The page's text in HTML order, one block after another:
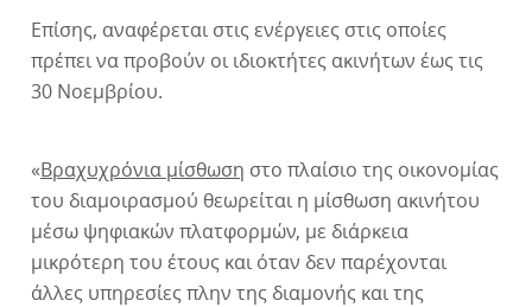
Επίσης, αναφέρεται στις ενέργειες στις οποίες
πρέπει να προβούν οι ιδιοκτήτες ακινήτων έως τις
30 Νοεμβρίου.
«Βραχυχρόνια μίσθωση στο πλαίσιο της οικονομίας
του διαμοιρασμού θεωρείται η μίσθωση ακινήτου
μέσω ψηφιακών πλατφορμών, με διάρκεια
μικρότερη του έτους και όταν δεν παρέχονται
άλλες υπηρεσίες πλην της διαμονής και της